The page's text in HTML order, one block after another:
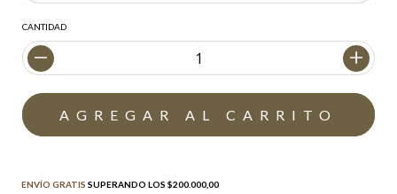
CANTIDAD
ENVÍO GRATIS SUPERANDO LOS $200.000,00